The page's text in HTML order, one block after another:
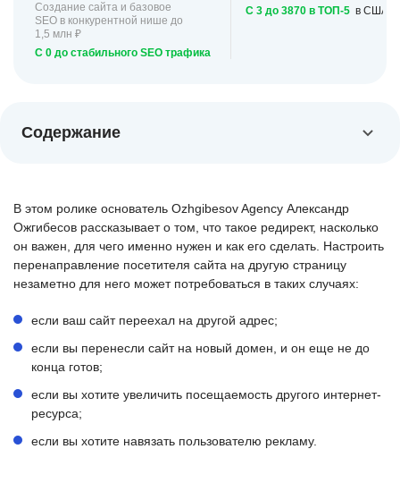
Создание сайта и базовое
SEO в конкурентной нише до
1,5 млн ₽
С 0 до стабильного SEO трафика
С 3 до 3870 в ТОП-5 в США
Содержание
В этом ролике основатель Ozhgibesov Agency Александр
Ожгибесов рассказывает о том, что такое редирект, насколько
он важен, для чего именно нужен и как его сделать. Настроить
перенаправление посетителя сайта на другую страницу
незаметно для него может потребоваться в таких случаях:
если ваш сайт переехал на другой адрес;
если вы перенесли сайт на новый домен, и он еще не до
конца готов;
если вы хотите увеличить посещаемость другого интернет-
ресурса;
если вы хотите навязать пользователю рекламу.